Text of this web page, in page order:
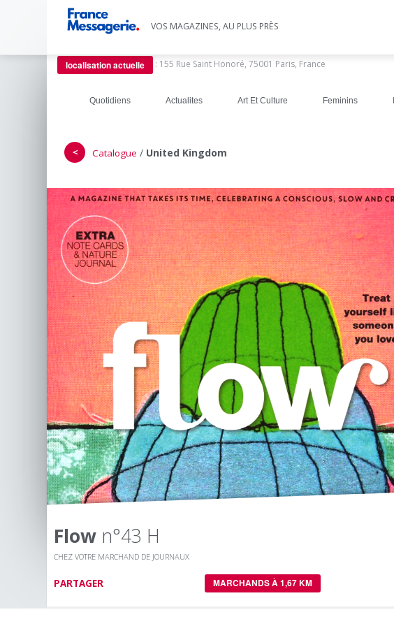
VOS MAGAZINES, AU PLUS PRÈS
localisation actuelle : 155 Rue Saint Honoré, 75001 Paris, France
Quotidiens Actualites Art Et Culture Feminins
＜ Catalogue / United Kingdom
Flow n°43 H
CHEZ VOTRE MARCHAND DE JOURNAUX
PARTAGER MARCHANDS À 1,67 KM